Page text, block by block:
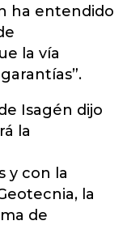
ha entendido
la vía
Isagén dijo
la
y con la
la
de